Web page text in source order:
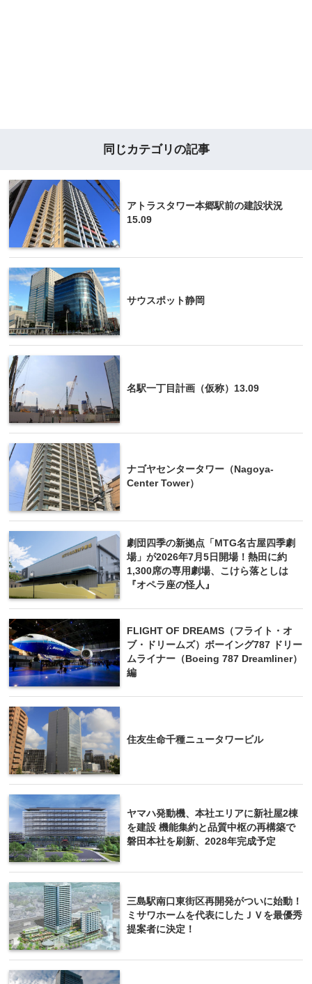
同じカテゴリの記事
アトラスタワー本郷駅前の建設状況
15.09
サウスポット静岡
名駅一丁目計画（仮称）13.09
ナゴヤセンタータワー（Nagoya-
Center Tower）
劇団四季の新拠点「MTG名古屋四季劇
場」が2026年7月5日開場！熱田に約
1,300席の専用劇場、こけら落としは
『オペラ座の怪人』
FLIGHT OF DREAMS（フライト・オ
ブ・ドリームズ）ボーイング787 ドリー
ムライナー（Boeing 787 Dreamliner）
編
住友生命千種ニュータワービル
ヤマハ発動機、本社エリアに新社屋2棟
を建設 機能集約と品質中枢の再構築で
磐田本社を刷新、2028年完成予定
三島駅南口東街区再開発がついに始動！
ミサワホームを代表にしたＪＶを最優秀
提案者に決定！